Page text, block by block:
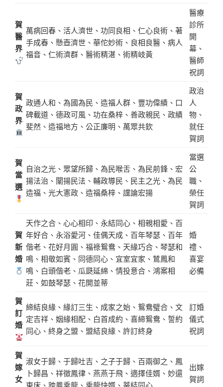
賀
醫
界
萬病回春、活人濟世、功同良相、仁心良術、著
手成春、懸壺濟世、華佗妙術、良相良醫、病人
福音、仁術濟群、醫術精湛、術精岐黃
醫療
診所
開
幕、
醫師
祝詞
賀
政
界
政通人和、為國為民、造福人群、豐功偉績、口
碑載道、德政可風、功在桑梓、善政親民、政績
斐然、造福地方、公正廉明、萬眾共欽
政治
人
物、
就任
賀詞
賀
當
選
自治之光、眾望所歸、為民喉舌、為民前鋒、宏
揚法治、闡揚民法、輔政導民、民主之光、為民
造福、光大憲政、造福桑梓、讜論宏揚
當選
公
職、
榮任
賀詞
賀
新
婚
天作之合、心心相印、永結同心、相親相愛、百
年好合、永浴愛河、佳偶天成、百年琴瑟、百年
偕老、花好月圓、福祿鴛鴦、天緣巧合、琴瑟和
鳴、相敬如賓、同德同心、宜室宜家、鷥鳳和
鳴、白頭偕老、瓜瓞延綿、情投意合、鴻案相
莊、如鼓琴瑟、花開並蒂
婚
禮、
喜宴
必備
賀
訂
婚
締結良緣、緣訂三生、成家之始、鴛鴦璧合、文
定吉祥、姻緣相配、白首成約、喜締鴛鴦、誓約
同心、終身之盟、盟結良緣、許訂終身
訂婚
儀式
祝詞
賀
嫁
女
淑女于歸、于歸吐吉、之子于歸、百兩御之、鳳
卜歸昌、祥徵鳳律、燕燕于飛、適擇佳婿、妙還
東床、跨鳳乘龍、乘龍快婿、蒂結同心
出嫁
賀詞